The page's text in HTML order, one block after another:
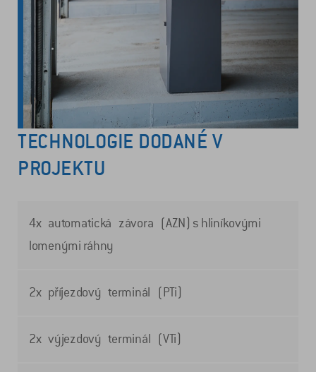
TECHNOLOGIE DODANÉ V
PROJEKTU
4x automatická závora (AZN) s hliníkovými
lomenými ráhny
2x příjezdový terminál (PTi)
2x výjezdový terminál (VTi)